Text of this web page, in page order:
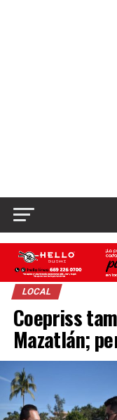
LOCAL
Coepriss
Mazatlán;